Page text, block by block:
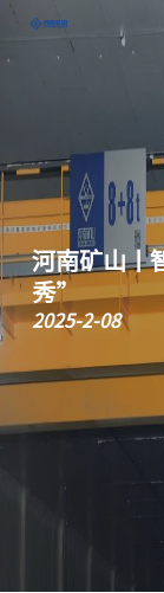
河南矿山丨
秀”
2025-2-08